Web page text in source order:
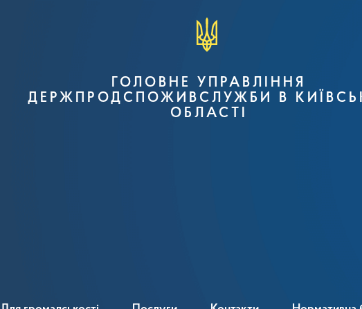
ГОЛОВНЕ УПРАВЛІННЯ
ДЕРЖПРОДСПОЖИВСЛУЖБИ В
ОБЛАСТІ